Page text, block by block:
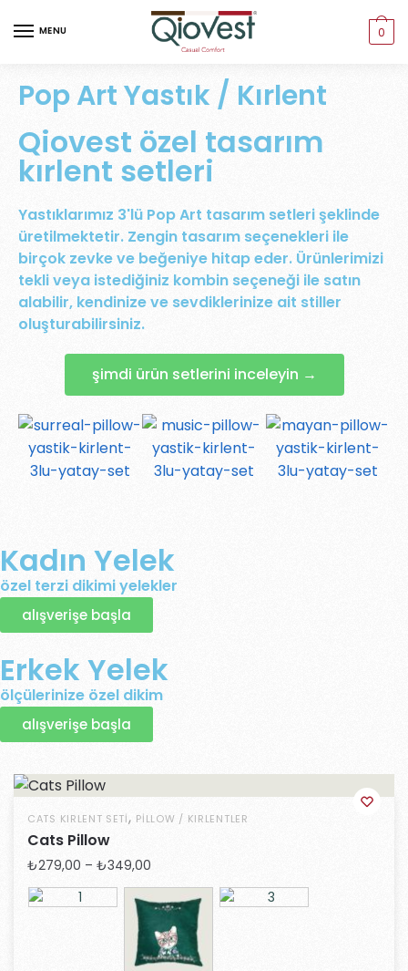
MENU 0
Pop Art Yastık / Kırlent
Qiovest özel tasarım
kırlent setleri
Yastıklarımız 3'lü Pop Art tasarım setleri şeklinde
üretilmektetir. Zengin tasarım seçenekleri ile
birçok zevke ve beğeniye hitap eder. Ürünlerimizi
tekli veya istediğiniz kombin seçeneği ile satın
alabilir, kendinize ve sevdiklerinize ait stiller
oluşturabilirsiniz.
şimdi ürün setlerini inceleyin →
Kadın Yelek
özel terzi dikimi yelekler
alışverişe başla
Erkek Yelek
ölçülerinize özel dikim
alışverişe başla
CATS KIRLENT SETI, PILLOW / KIRLENTLER
Cats Pillow
₺279,00 – ₺349,00